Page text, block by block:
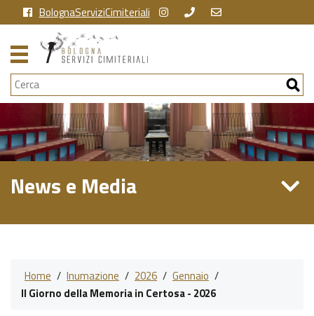
BolognaServiziCimiteriali
Cerca
News e Media
Home / Inumazione / 2026 / Gennaio /
Il Giorno della Memoria in Certosa - 2026